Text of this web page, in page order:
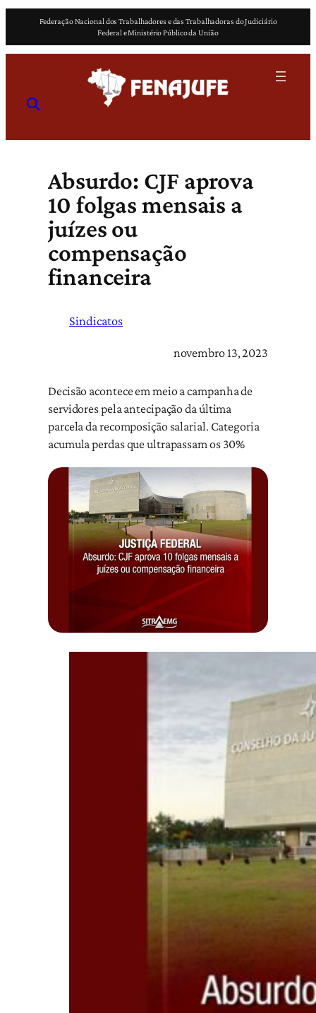
o
Federação Nacional dos Trabalhadores e das Trabalhadoras do Judiciário
Federal e Ministério Público da União
Absurdo: CJF aprova
10 folgas mensais a
juízes ou
compensação
financeira
Sindicatos
novembro 13, 2023
Decisão acontece em meio a campanha de
servidores pela antecipação da última
parcela da recomposição salarial. Categoria
acumula perdas que ultrapassam os 30%